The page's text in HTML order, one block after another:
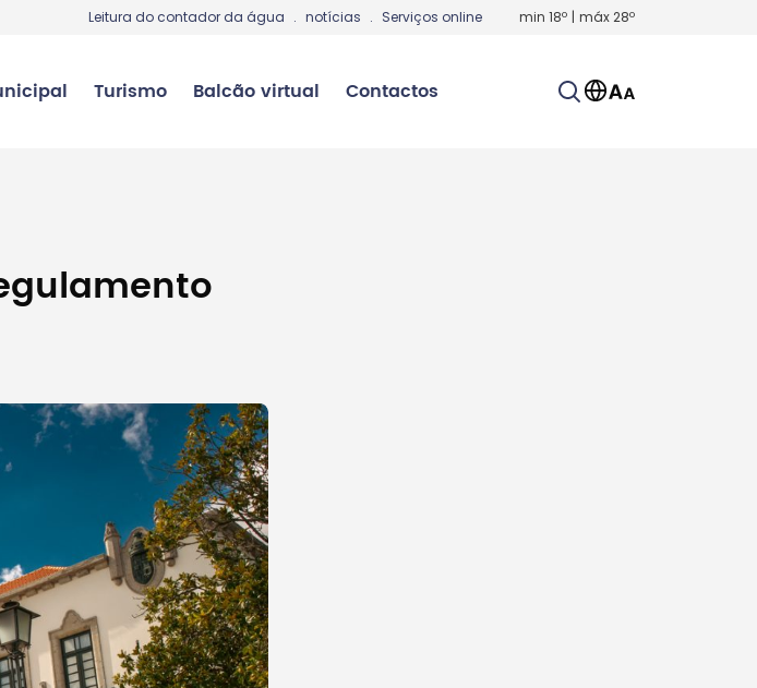
Leitura do contador da água . notícias . Serviços online min 18º | máx28º
Turismo Balcão virtual Contactos